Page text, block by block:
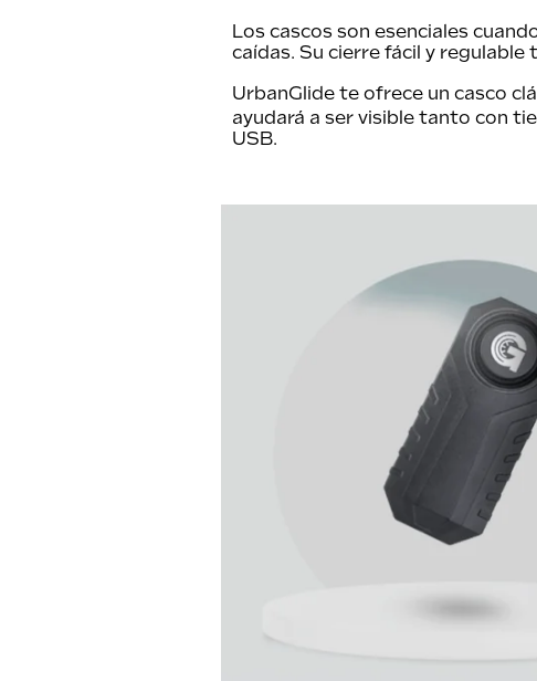
Los cascos son esenciales
caídas. Su cierre fácil y
UrbanGlide te ofrece un casco
ayudará a ser visible tanto con
USB.